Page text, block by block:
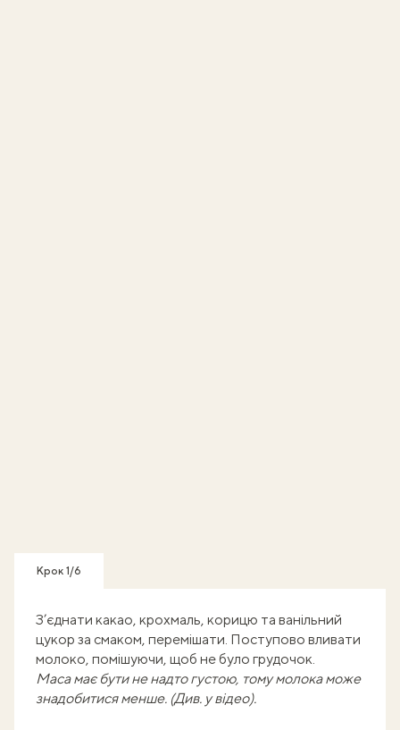
Крок 1/6
З’єднати какао, крохмаль, корицю та ванільний
цукор за смаком, перемішати. Поступово вливати
молоко, помішуючи, щоб не було грудочок.
Маса має бути не надто густою, тому молока може
знадобитися менше. (Див. у відео).